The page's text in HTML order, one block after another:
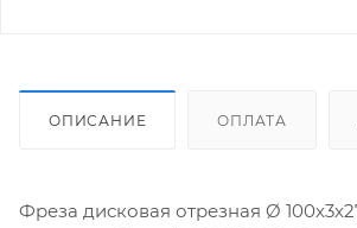
ОПИСАНИЕ ОПЛАТА
Фреза дисковая отрезная Ø